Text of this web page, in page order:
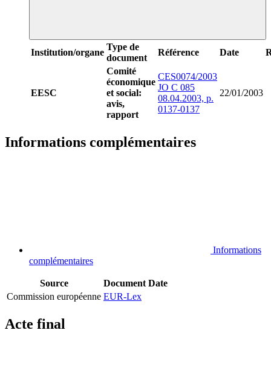
Institution/organe
Type de
document
Référence Date
EESC
Comité
économique
et social:
avis,
rapport
CES0074/2003
JO C 085
08.04.2003, p.
0137-0137
22/01/2003
Informations complémentaires
Informations
complémentaires
Source Document Date
Commission européenne EUR-Lex
Acte final